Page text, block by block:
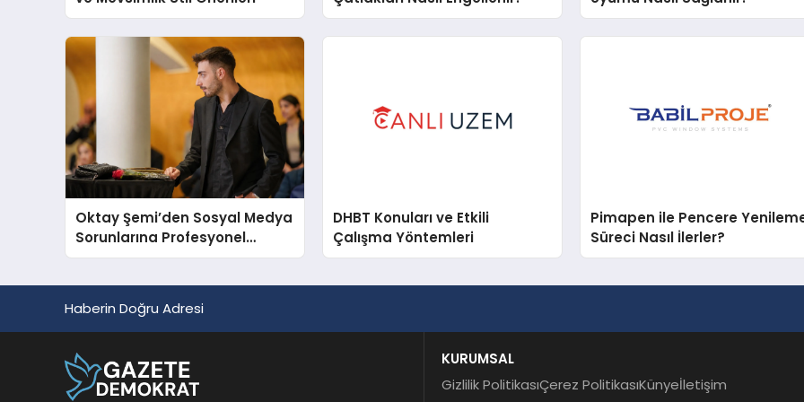
Oktay Şemi’den Sosyal Medya
Sorunlarına Profesyonel
Müdahale ve Hızlı Çözüm
DHBT Konuları ve Etkili
Çalışma Yöntemleri
Pimapen ile Pencere
Süreci Nasıl İlerler?
Haberin Doğru Adresi
KURUMSAL
Gizlilik PolitikasıÇerez PolitikasıKünyeİletişim